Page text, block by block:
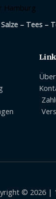
– Tees –
© 2026 |